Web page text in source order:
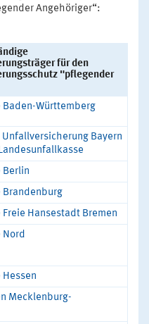
Angehöriger“:
für den
"pflegender
Baden-Württemberg
Unfallversicherung Bayern
Berlin
Brandenburg
Hansestadt Bremen
Nord
Mecklenburg-